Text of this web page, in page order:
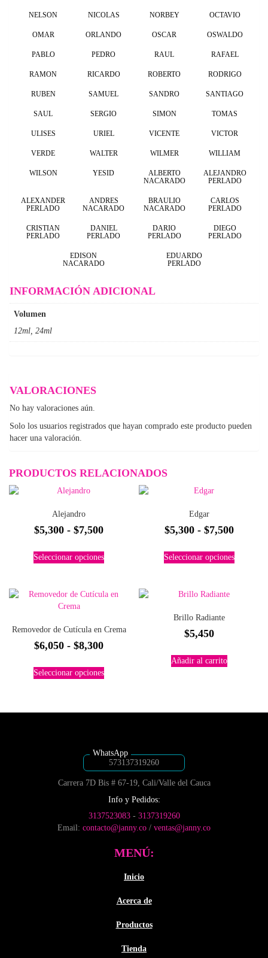
NELSON NICOLAS NORBEY OCTAVIO
OMAR ORLANDO OSCAR OSWALDO
PABLO PEDRO RAUL RAFAEL
RAMON RICARDO ROBERTO RODRIGO
RUBEN SAMUEL SANDRO SANTIAGO
SAUL SERGIO SIMON TOMAS
ULISES URIEL VICENTE VICTOR
VERDE WALTER WILMER WILLIAM
WILSON YESID
ALBERTO
NACARADO
ALEJANDRO
PERLADO
ALEXANDER
PERLADO
ANDRES
NACARADO
BRAULIO
NACARADO
CARLOS
PERLADO
CRISTIAN
PERLADO
DANIEL
PERLADO
DARIO
PERLADO
DIEGO
PERLADO
EDISON
NACARADO
EDUARDO
PERLADO
INFORMACIÓN ADICIONAL
Volumen
12ml, 24ml
VALORACIONES
No hay valoraciones aún.
Solo los usuarios registrados que hayan comprado este producto pueden
hacer una valoración.
PRODUCTOS RELACIONADOS
Alejandro
$5,300 - $7,500Rango
precios:
$5,300
Seleccionar opcionesproducto
variantes.
se
en
la
Edgar
$5,300 - $7,500Rango
Seleccionar opcionesproducto
Removedor de Cutícula en Crema
$6,050 - $8,300Rango
precios:
Seleccionar opcionesproducto
variantes.
pueden
elegir
en
la
de
producto
Brillo Radiante
$5,450
Añadir al carrito
573137319260
Carrera 7D Bis # 67-19, Cali/Valle del Cauca
Info y Pedidos:
3137523083- 3137319260
Email: contacto@janny.co / ventas@janny.co
MENÚ:
Inicio
Acerca de
Productos
Tienda